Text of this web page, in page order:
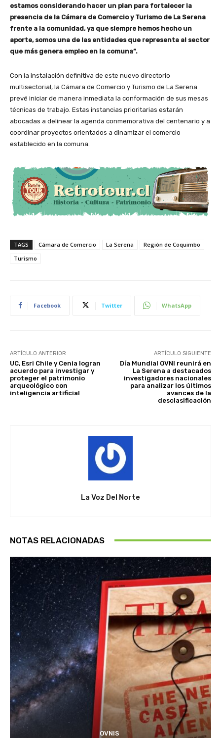
estamos considerando hacer un plan para fortalecer la
presencia de la Cámara de Comercio y Turismo de La Serena
frente a la comunidad, ya que siempre hemos hecho un
aporte, somos una de las entidades que representa al sector
que más genera empleo en la comuna”.
Con la instalación definitiva de este nuevo directorio
multisectorial, la Cámara de Comercio y Turismo de La Serena
prevé iniciar de manera inmediata la conformación de sus mesas
técnicas de trabajo. Estas instancias prioritarias estarán
abocadas a delinear la agenda conmemorativa del centenario y a
coordinar proyectos orientados a dinamizar el comercio
establecido en la comuna.
TAGS Cámara de Comercio La Serena
Región de Coquimbo
Turismo
Facebook Twitter WhatsApp
ARTÍCULO ANTERIOR
UC, Esri Chile y Cenia logran
acuerdo para investigar y
proteger el patrimonio
arqueológico con
inteligencia artificial
ARTÍCULO SIGUIENTE
Día Mundial OVNI reunirá en
La Serena a destacados
investigadores nacionales
para analizar los últimos
avances de la
desclasificación
La Voz Del Norte
NOTAS RELACIONADAS
OVNIS